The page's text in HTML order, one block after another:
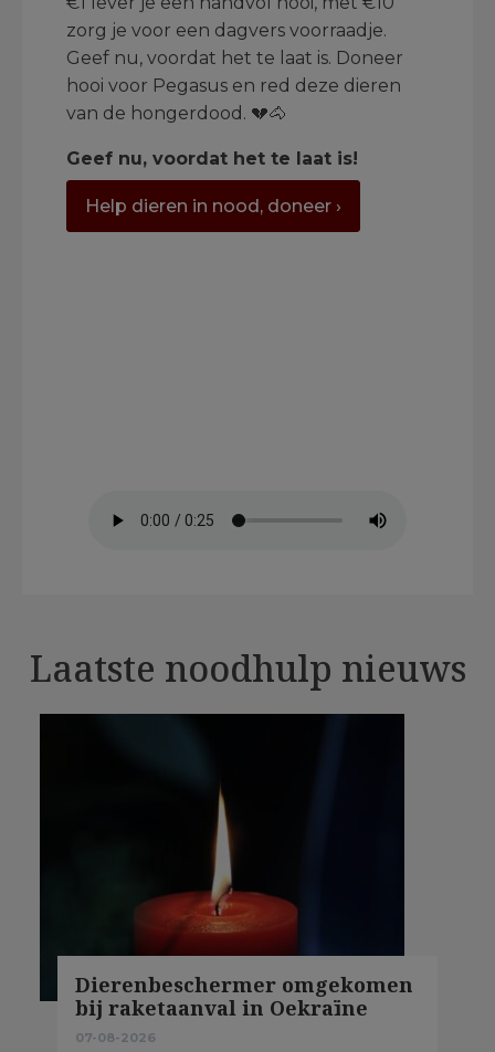
zorg je voor een dagvers voorraadje.
Geef nu, voordat het te laat is. Doneer
hooi voor Pegasus en red deze dieren
van de hongerdood. 💔🐴
Geef nu, voordat het te laat is!
Help dieren in nood, doneer ›
Laatste noodhulp nieuws
Dierenbeschermer omgekomen
bij raketaanval in Oekraïne
07-08-2026